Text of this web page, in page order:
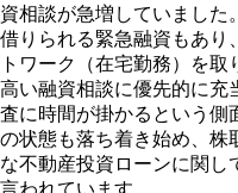
相談が急増していました
りられる緊急融資もあ
ワーク（在宅勤務）を
い融資相談に優先的に
に時間が掛かるという側
状態も落ち着き始め、
不動産投資ローンに関
われています。